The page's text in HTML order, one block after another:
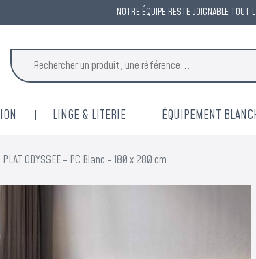
NOTRE ÉQUIPE RESTE JOIGNABLE TOUT
LINGE & LITERIE ÉQUIPEMENT
PLAT ODYSSEE - PC Blanc - 180 x 280 cm